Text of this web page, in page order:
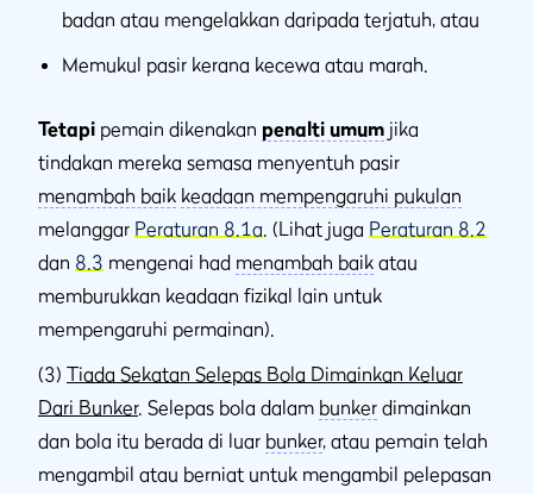
badan atau mengelakkan daripada terjatuh, atau
Memukul pasir kerana kecewa atau marah.
Tetapi pemain dikenakan penalti umum jika
tindakan mereka semasa menyentuh pasir
menambah baik keadaan mempengaruhi pukulan
melanggar Peraturan 8.1a. (Lihat juga Peraturan 8.2
dan 8.3 mengenai had menambah baik atau
memburukkan keadaan fizikal lain untuk
mempengaruhi permainan).
(3) Tiada Sekatan Selepas Bola Dimainkan Keluar
Dari Bunker. Selepas bola dalam bunker dimainkan
dan bola itu berada di luar bunker, atau pemain telah
mengambil atau berniat untuk mengambil pelepasan